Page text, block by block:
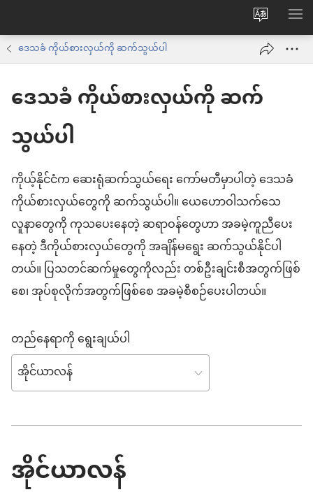
ဝ
က်
ဆိုက်
ပါ
ဒေသခံ ကိုယ်စားလှယ်ကို ဆက်သွယ်ပါ
ဒေသခံ ကိုယ်စားလှယ်ကို ဆက်
သွယ်ပါ
ကိုယ့်နိုင်ငံက ဆေးရုံဆက်သွယ်ရေး ကော်မတီမှာပါတဲ့ ဒေသခံ
ကိုယ်စားလှယ်တွေကို ဆက်သွယ်ပါ။ ယေဟောဝါသက်သေ
လူနာတွေကို ကုသပေးနေတဲ့ ဆရာဝန်တွေဟာ အခမဲ့ကူညီပေး
နေတဲ့ ဒီကိုယ်စားလှယ်တွေကို အချိန်မရွေး ဆက်သွယ်နိုင်ပါ
တယ်။ ပြသတင်ဆက်မှုတွေကိုလည်း တစ်ဦးချင်းစီအတွက်ဖြစ်
စေ၊ အုပ်စုလိုက်အတွက်ဖြစ်စေ အခမဲ့စီစဉ်ပေးပါတယ်။
တည်နေရာကို ရွေးချယ်ပါ
အိုင်ယာလန်